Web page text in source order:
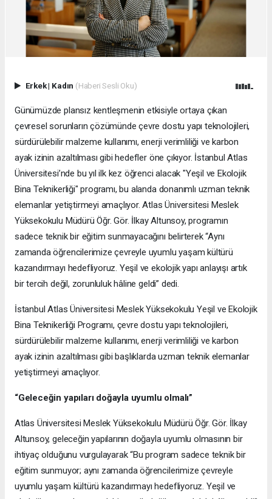
Erkek| Kadın (Haberi Sesli Oku)
Günümüzde plansız kentleşmenin etkisiyle ortaya çıkan
çevresel sorunların çözümünde çevre dostu yapı teknolojileri,
sürdürülebilir malzeme kullanımı, enerji verimliliği ve karbon
ayak izinin azaltılması gibi hedefler öne çıkıyor. İstanbul Atlas
Üniversitesi’nde bu yıl ilk kez öğrenci alacak "Yeşil ve Ekolojik
Bina Teknikerliği" programı, bu alanda donanımlı uzman teknik
elemanlar yetiştirmeyi amaçlıyor. Atlas Üniversitesi Meslek
Yüksekokulu Müdürü Öğr. Gör. İlkay Altunsoy, programın
sadece teknik bir eğitim sunmayacağını belirterek “Aynı
zamanda öğrencilerimize çevreyle uyumlu yaşam kültürü
kazandırmayı hedefliyoruz. Yeşil ve ekolojik yapı anlayışı artık
bir tercih değil, zorunluluk hâline geldi” dedi.
İstanbul Atlas Üniversitesi Meslek Yüksekokulu Yeşil ve Ekolojik
Bina Teknikerliği Programı, çevre dostu yapı teknolojileri,
sürdürülebilir malzeme kullanımı, enerji verimliliği ve karbon
ayak izinin azaltılması gibi başlıklarda uzman teknik elemanlar
yetiştirmeyi amaçlıyor.
“Geleceğin yapıları doğayla uyumlu olmalı”
Atlas Üniversitesi Meslek Yüksekokulu Müdürü Öğr. Gör. İlkay
Altunsoy, geleceğin yapılarının doğayla uyumlu olmasının bir
ihtiyaç olduğunu vurgulayarak “Bu program sadece teknik bir
eğitim sunmuyor; aynı zamanda öğrencilerimize çevreyle
uyumlu yaşam kültürü kazandırmayı hedefliyoruz. Yeşil ve